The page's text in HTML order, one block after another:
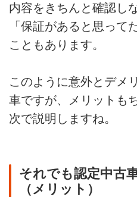
内容をきちんと確認し
「保証があると思っ
こともあります。
このように意外とデメ
車ですが、メリットも
次で説明しますね。
それでも認定中古
（メリット）